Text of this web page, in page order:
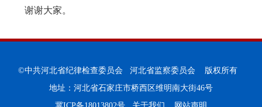
谢谢大家。
©中共河北省纪律检查委员会 河北省监察委员会 版权所有
地址：河北省石家庄市桥西区维明南大街46号